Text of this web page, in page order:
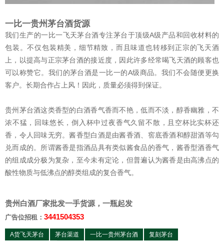
一比一贵州茅台酒货源
我们生产的一比一飞天茅台酒专注茅台于顶级A级产品和回收材料的
包装。不仅包装精美，细节精致，而且味道也转移到正宗的飞天酒
上，以提高与正宗茅台酒的接近度，因此许多经常喝飞天酒的顾客也
可以称赞它。我们的茅台酒是一比一的A级商品。我们不会随便更换
客户。长期合作占上风！因此，质量必须得到保证。
贵州茅台酒这类香型的白酒香气香而不艳，低而不淡，醇香幽雅，不
浓不猛，回味悠长，倒入杯中过夜香气久留不散，且空杯比实杯还
香，令人回味无穷。酱香型白酒是由酱香酒、窖底香酒和醇甜酒等勾
兑而成的。所谓酱香是指酒品具有类似酱食品的香气，酱香型酒香气
的组成成分极为复杂，至今未有定论，但普遍认为酱香是由高沸点的
酸性物质与低沸点的醇类组成的复合香气。
贵州白酒厂家批发一手货源，一瓶起发
广告位招租： 3441504353
A货飞天茅台 茅台渠道 一比一贵州茅台酒
复刻茅台